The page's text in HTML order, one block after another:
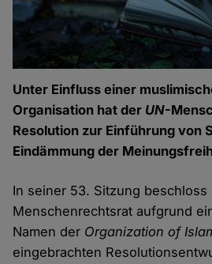
Unter Einfluss einer
Organisation hat der UN-
Resolution zur Einführung von
Eindämmung der
In seiner 53. Sitzung beschloss
Menschenrechtsrat aufgrund
Namen der Organization of
eingebrachten